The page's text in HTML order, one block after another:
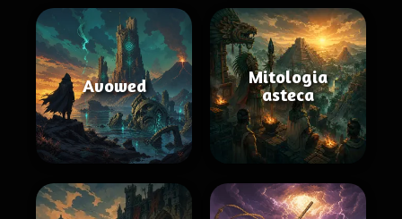
Avowed
Mitologia
asteca